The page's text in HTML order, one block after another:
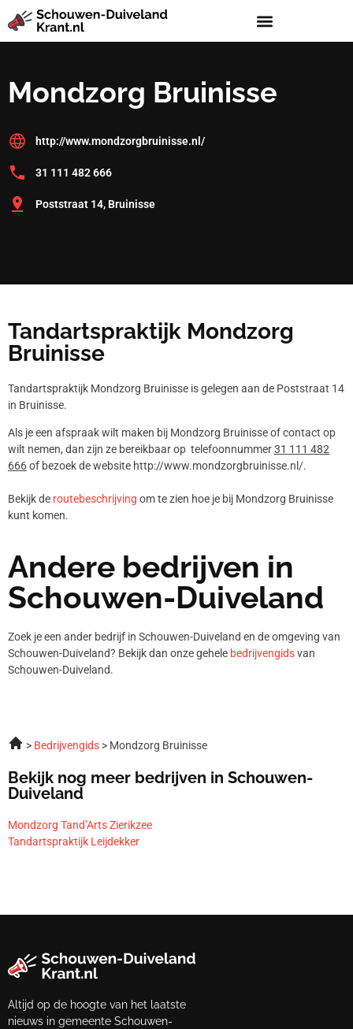
Mondzorg Bruinisse
http://www.mondzorgbruinisse.nl/
31 111 482 666
Poststraat 14, Bruinisse
Tandartspraktijk Mondzorg
Bruinisse
Tandartspraktijk Mondzorg Bruinisse is gelegen aan de Poststraat 14
in Bruinisse.
Als je een afspraak wilt maken bij Mondzorg Bruinisse of contact op
wilt nemen, dan zijn ze bereikbaar op telefoonnummer31 111 482
666of bezoek de website http://www.mondzorgbruinisse.nl/.
Bekijk de routebeschrijving om te zien hoe je bij Mondzorg Bruinisse
kunt komen.
Andere bedrijven in
Schouwen-Duiveland
Zoek je een ander bedrijf in Schouwen-Duiveland en de omgeving van
Schouwen-Duiveland? Bekijk dan onze gehele bedrijvengidsvan
Schouwen-Duiveland.
Bedrijvengids Mondzorg Bruinisse
Bekijk nog meer bedrijven in Schouwen-
Duiveland
Mondzorg Tand’Arts Zierikzee
Tandartspraktijk Leijdekker
Altijd op de hoogte van het laatste
nieuws in gemeente Schouwen-